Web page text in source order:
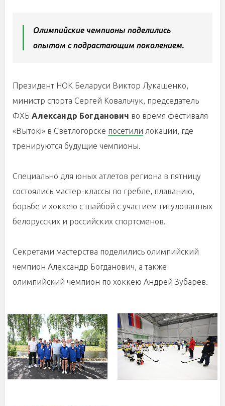
Олимпийские чемпионы поделились
опытом с подрастающим поколением.
Президент НОК Беларуси Виктор Лукашенко,
министр спорта Сергей Ковальчук, председатель
ФХБ Александр Богданович во время фестиваля
«Вытокi» в Светлогорске посетили локации, где
тренируются будущие чемпионы.
Специально для юных атлетов региона в пятницу
состоялись мастер-классы по гребле, плаванию,
борьбе и хоккею с шайбой с участием титулованных
белорусских и российских спортсменов.
Секретами мастерства поделились олимпийский
чемпион Александр Богданович, а также
олимпийский чемпион по хоккею Андрей Зубарев.